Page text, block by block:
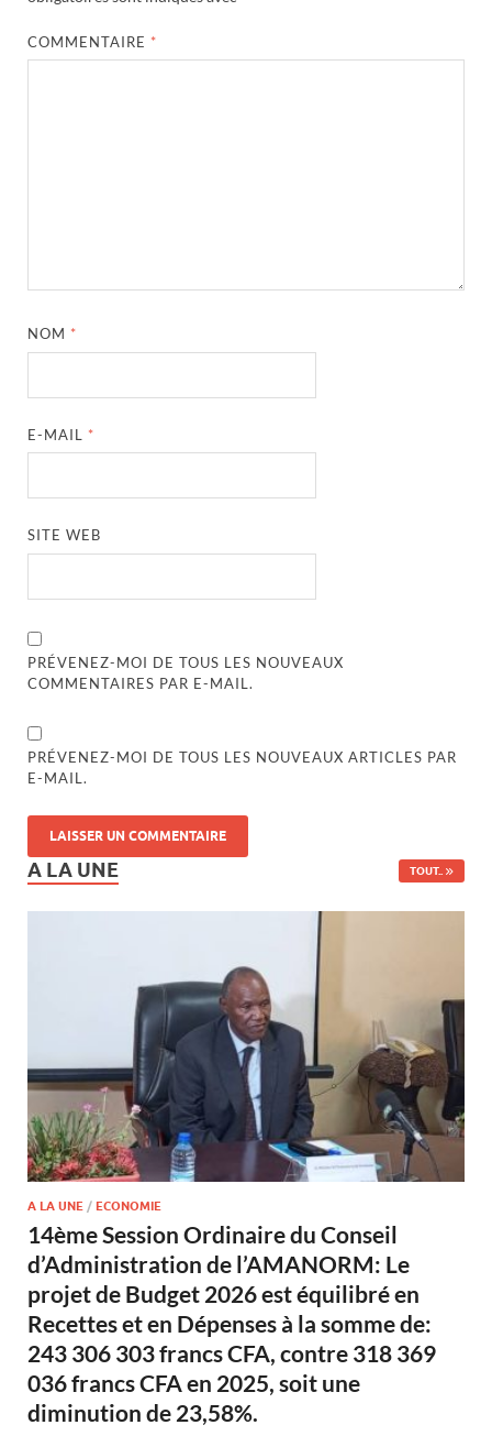
COMMENTAIRE *
NOM *
E-MAIL *
SITE WEB
PRÉVENEZ-MOI DE TOUS LES NOUVEAUX
COMMENTAIRES PAR E-MAIL.
PRÉVENEZ-MOI DE TOUS LES NOUVEAUX ARTICLES PAR
E-MAIL.
A LA UNE TOUT..
A LA UNE / ECONOMIE
14ème Session Ordinaire du Conseil
d’Administration de l’AMANORM: Le
projet de Budget 2026 est équilibré en
Recettes et en Dépenses à la somme de:
243 306 303 francs CFA, contre 318 369
036 francs CFA en 2025, soit une
diminution de 23,58%.